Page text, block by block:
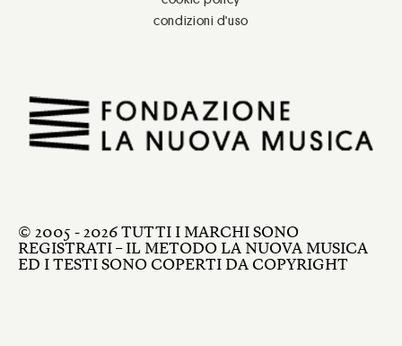
condizioni d'uso
© 2005 - 2026 TUTTI I MARCHI SONO
REGISTRATI – IL METODO LA NUOVA MUSICA
ED I TESTI SONO COPERTI DA COPYRIGHT